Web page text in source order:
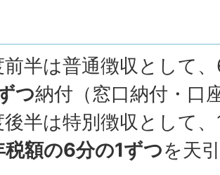
前半は普通徴収として
つ納付（窓口納付・口
後半は特別徴収として
税額の6分の1ずつを天